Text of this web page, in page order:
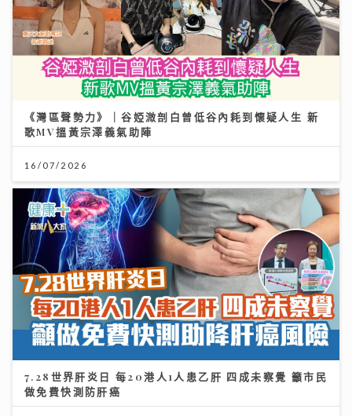
《灣區聲勢力》｜谷婭溦剖白曾低谷內耗到懷疑人生 新
歌MV搵黃宗澤義氣助陣
16/07/2026
7.28世界肝炎日 每20港人1人患乙肝 四成未察覺 籲市民
做免費快測防肝癌